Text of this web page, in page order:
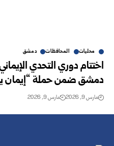
محليات المحافظات دمشق
اختتام دوري التحدي
دمشق ضمن حملة “إيمان
مارس 9, 2026 مارس 9, 2026